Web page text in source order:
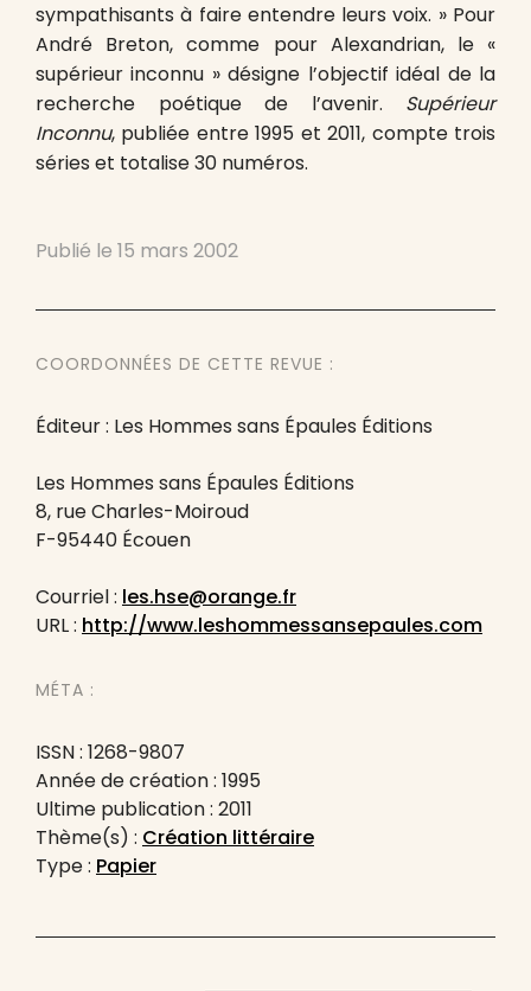
sympathisants à faire entendre leurs voix. » Pour
André Breton, comme pour Alexandrian, le «
supérieur inconnu » désigne l’objectif idéal de la
recherche poétique de l’avenir. Supérieur
Inconnu, publiée entre 1995 et 2011, compte trois
séries et totalise 30 numéros.
Publié le 15 mars 2002
COORDONNÉES DE CETTE REVUE :
Éditeur : Les Hommes sans Épaules Éditions
Les Hommes sans Épaules Éditions
8, rue Charles-Moiroud
F-95440 Écouen
Courriel : les.hse@orange.fr
URL : http://www.leshommessansepaules.com
MÉTA :
ISSN : 1268-9807
Année de création : 1995
Ultime publication : 2011
Thème(s) : Création littéraire
Type : Papier